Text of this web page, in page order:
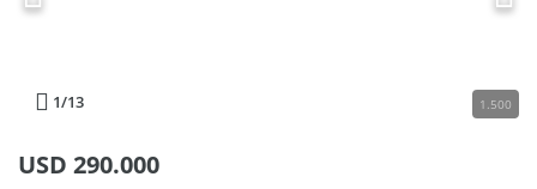
1/13 1.500
USD 290.000